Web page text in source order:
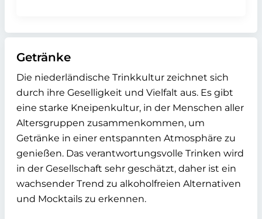
Getränke
Die niederländische Trinkkultur zeichnet sich
durch ihre Geselligkeit und Vielfalt aus. Es gibt
eine starke Kneipenkultur, in der Menschen aller
Altersgruppen zusammenkommen, um
Getränke in einer entspannten Atmosphäre zu
genießen. Das verantwortungsvolle Trinken wird
in der Gesellschaft sehr geschätzt, daher ist ein
wachsender Trend zu alkoholfreien Alternativen
und Mocktails zu erkennen.